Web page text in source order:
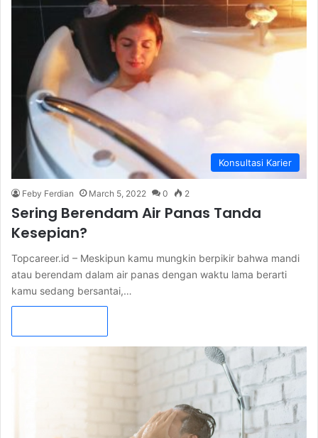
Konsultasi Karier
Feby Ferdian March 5, 2022 0 2
Sering Berendam Air Panas Tanda
Kesepian?
Topcareer.id – Meskipun kamu mungkin berpikir bahwa mandi
atau berendam dalam air panas dengan waktu lama berarti
kamu sedang bersantai,…